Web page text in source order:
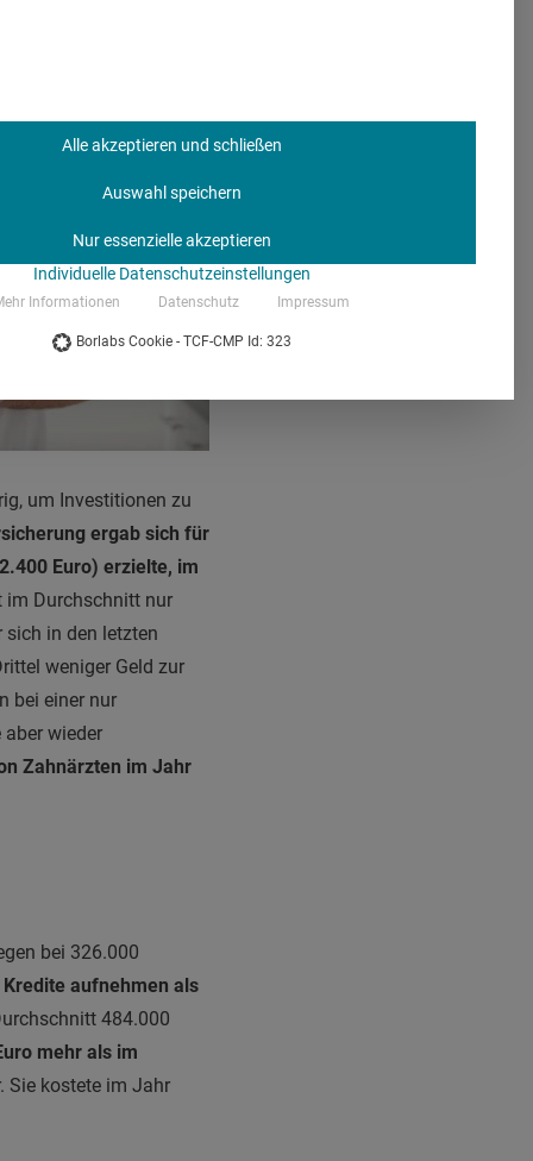
um Investitionen zu
ergab sich für
Euro) erzielte, im
im Durchschnitt nur
sich in den letzten
weniger Geld zur
bei einer nur
wieder
Zahnärzten im Jahr
bei 326.000
aufnehmen als
484.000
mehr als im
Sie kostete im Jahr
Alle akzeptieren und schließen
Auswahl speichern
Nur essenzielle akzeptieren
Individuelle Datenschutzeinstellungen
Informationen Datenschutz Impressum
Borlabs Cookie - TCF-CMP Id: 323